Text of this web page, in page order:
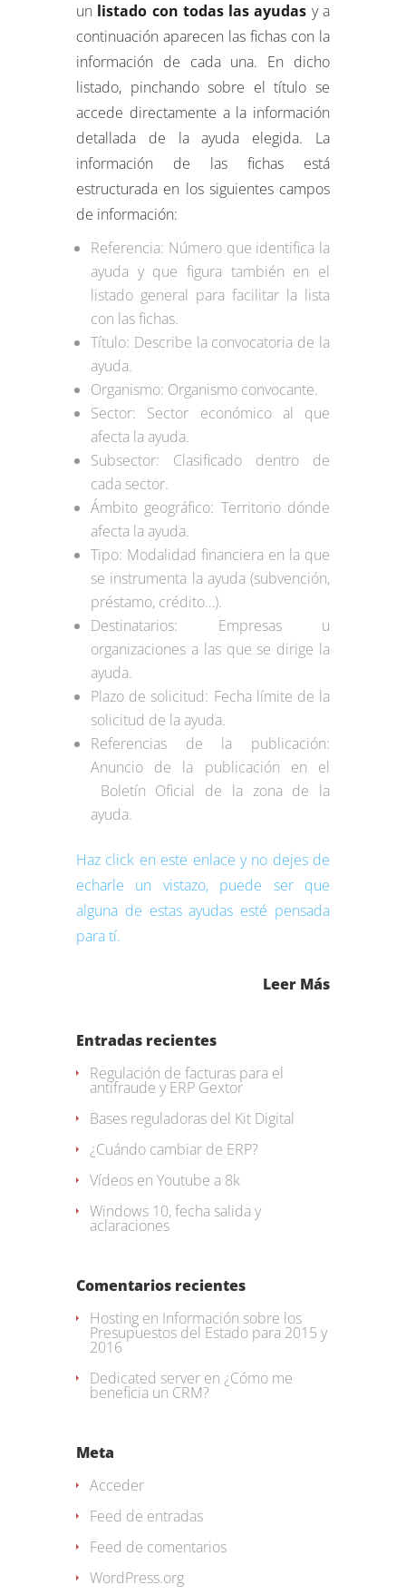
un listado con todas las ayudas y a
continuación aparecen las fichas con la
información de cada una. En dicho
listado, pinchando sobre el título se
accede directamente a la información
detallada de la ayuda elegida. La
información de las fichas está
estructurada en los siguientes campos
de información:
Referencia: Número que identifica la
ayuda y que figura también en el
listado general para facilitar la lista
con las fichas.
Título: Describe la convocatoria de la
ayuda.
Organismo: Organismo convocante.
Sector: Sector económico al que
afecta la ayuda.
Subsector: Clasificado dentro de
cada sector.
Ámbito geográfico: Territorio dónde
afecta la ayuda.
Tipo: Modalidad financiera en la que
se instrumenta la ayuda (subvención,
préstamo, crédito…).
Destinatarios: Empresas u
organizaciones a las que se dirige la
ayuda.
Plazo de solicitud: Fecha límite de la
solicitud de la ayuda.
Referencias de la publicación:
Anuncio de la publicación en el
Boletín Oficial de la zona de la
ayuda.
Haz click en este enlace y no dejes de
echarle un vistazo, puede ser que
alguna de estas ayudas esté pensada
para tí.
Leer Más
Entradas recientes
Regulación de facturas para el
antifraude y ERP Gextor
Bases reguladoras del Kit Digital
¿Cuándo cambiar de ERP?
Vídeos en Youtube a 8k
Windows 10, fecha salida y
aclaraciones
Comentarios recientes
Hosting en Información sobre los
Presupuestos del Estado para 2015 y
2016
Dedicated server en ¿Cómo me
beneficia un CRM?
Meta
Acceder
Feed de entradas
Feed de comentarios
WordPress.org